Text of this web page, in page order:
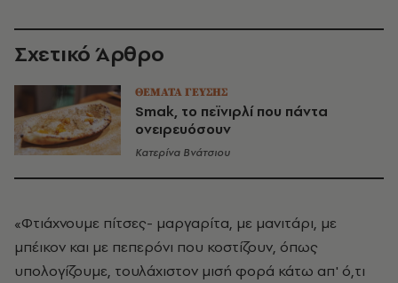
Σχετικό Άρθρο
ΘΕΜΑΤΑ ΓΕΥΣΗΣ
Smak, το πεϊνιρλί που πάντα
ονειρευόσουν
Κατερίνα Βνάτσιου
«Φτιάχνουμε πίτσες- μαργαρίτα, με μανιτάρι, με
μπέικον και με πεπερόνι που κοστίζουν, όπως
υπολογίζουμε, τουλάχιστον μισή φορά κάτω απ' ό,τι